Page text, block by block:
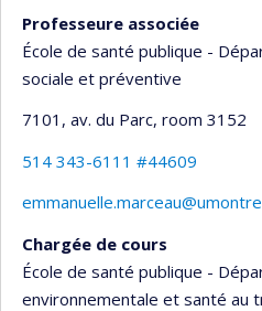
Professeure associée
École de santé publique -
sociale et préventive
7101, av. du Parc, room 3152
514 343-6111 #44609
Chargée de cours
École de santé publique -
environnementale et santé au